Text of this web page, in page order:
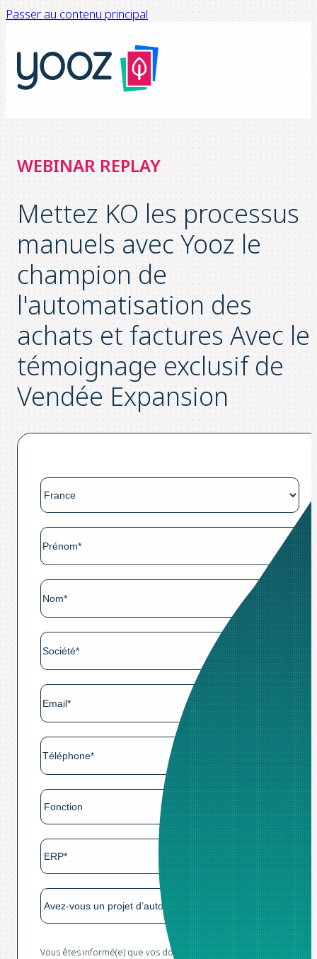
Passer au contenu principal
WEBINAR REPLAY
Mettez KO les processus
manuels avec Yooz le
champion de
l'automatisation des
achats et factures Avec le
témoignage exclusif de
Vendée Expansion
Vous êtes informé(e) que vos données sont collectées et